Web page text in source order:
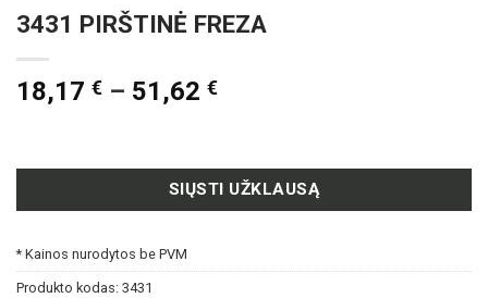
3431 PIRŠTINĖ FREZA
18,17 € – 51,62 €
SIŲSTI UŽKLAUSĄ
* Kainos nurodytos be PVM
Produkto kodas: 3431